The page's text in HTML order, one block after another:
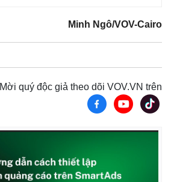
Minh Ngô/VOV-Cairo
Mời quý độc giả theo dõi VOV.VN trên